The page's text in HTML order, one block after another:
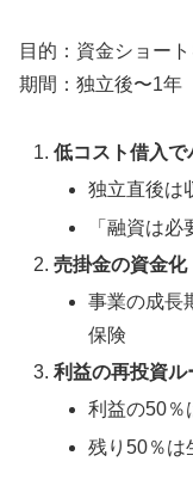
目的：資金ショー
期間：独立後〜1年
低コスト借入
独立直後は
「融資は
売掛金の資金化
事業の成長
保険
利益の再投資ル
利益の50％
残り50％は